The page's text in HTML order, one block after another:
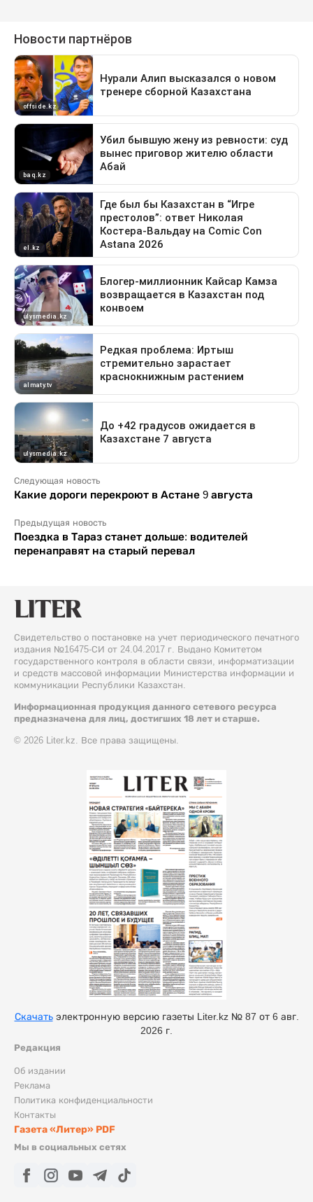
Следующая новость
Какие дороги перекроют в Астане 9 августа
Предыдущая новость
Поездка в Тараз станет дольше: водителей
перенаправят на старый перевал
Свидетельство о постановке на учет периодического печатного
издания №16475-СИ от 24.04.2017 г. Выдано Комитетом
государственного контроля в области связи, информатизации
и средств массовой информации Министерства информации и
коммуникации Республики Казахстан.
Информационная продукция данного сетевого ресурса
предназначена для лиц, достигших 18 лет и старше.
© 2026 Liter.kz. Все права защищены.
Редакция
Об издании
Реклама
Политика конфиденциальности
Контакты
Газета «Литер» PDF
Мы в социальных сетях
Скачатьэлектронную версию газеты Liter.kz № 87 от 6 авг.
2026 г.